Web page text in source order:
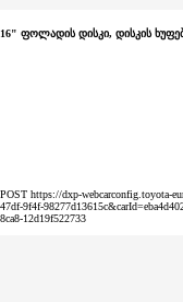
16" ფოლადის დისკი, დისკის
POST https://dxp-webcarconfig.toyota-
47df-9f4f-
8ca8-12d19f522733